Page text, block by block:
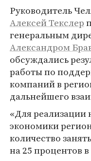
Руководитель
Алексей Текслер
генеральным
Александром
обсуждались
работы по
компаний в
дальнейшего
«Для реализации
экономики
количество
на 25 процентов